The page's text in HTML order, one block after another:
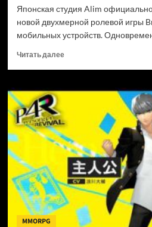
Японская студия Alim
новой двухмерной ролевой игры
мобильных устройств.
Читать далееПрочитать
Brave
Frontier
Origin
анонсирована
под
лозунгом
возвращения
к
истокам
MMORPG